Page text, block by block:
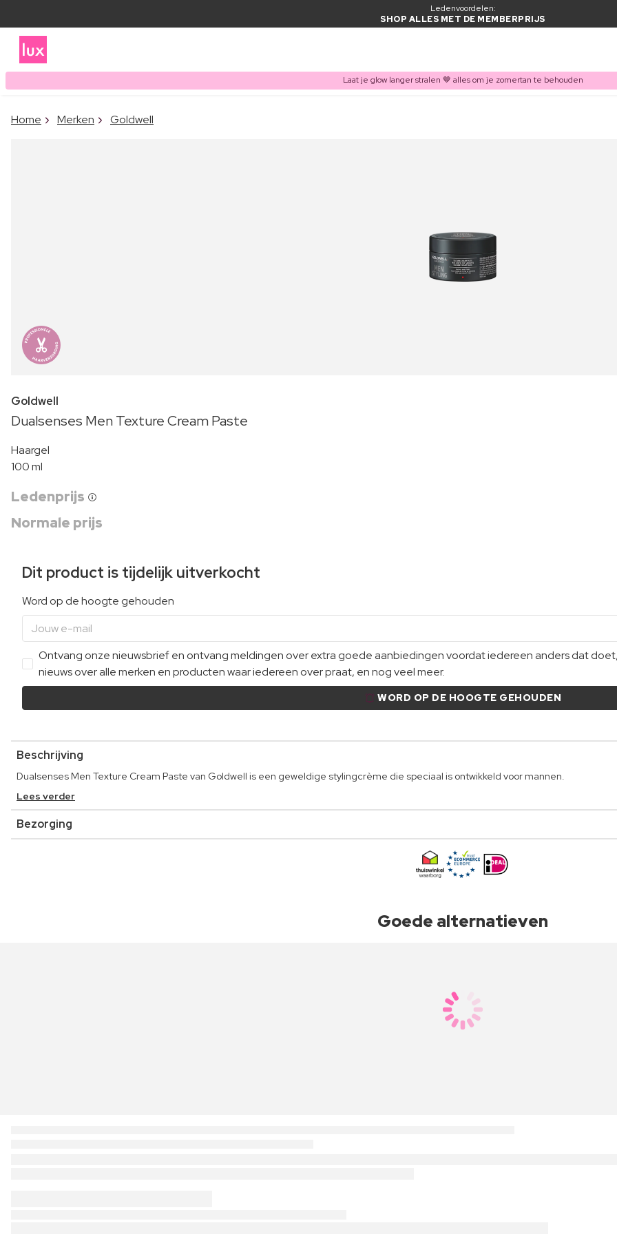
Ledenvoordelen:
SHOP ALLES MET DE MEMBERPRIJS
Laat je glow langer stralen 🤎 alles om je zomertan te behouden
Home Merken Goldwell
Goldwell
Dualsenses Men Texture Cream Paste
Haargel
100 ml
Ledenprijs
Normale prijs
Dit product is tijdelijk uitverkocht
Word op de hoogte gehouden
Ontvang onze nieuwsbrief en ontvang meldingen over extra goede aanbiedingen voordat iedereen anders dat
nieuws over alle merken en producten waar iedereen over praat, en nog veel meer.
WORD OP DE HOOGTE GEHOUDEN
Beschrijving
Dualsenses Men Texture Cream Paste van Goldwell is een geweldige stylingcrème die speciaal is ontwikkeld voor mannen.
Lees verder
Bezorging
Goede alternatieven